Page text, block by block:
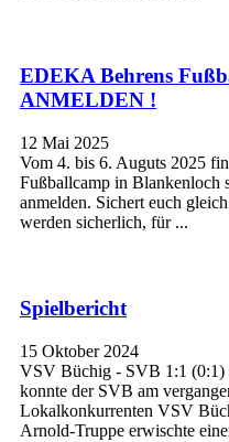
EDEKA Behrens
ANMELDEN !
12 Mai 2025
Vom 4. bis 6. Auguts 2025
Fußballcamp in Blankenloch
anmelden. Sichert euch
werden sicherlich, für ...
Spielbericht
15 Oktober 2024
VSV Büchig - SVB 1:1 (0:1)
konnte der SVB am
Lokalkonkurrenten VSV
Arnold-Truppe erwischte